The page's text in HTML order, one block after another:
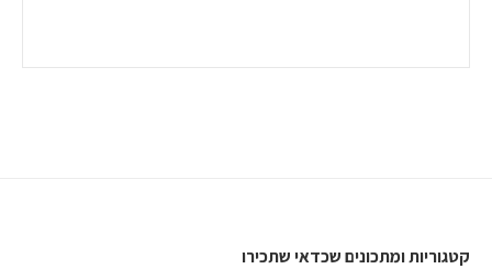
קטגוריות ומתכונים שכדאי שתכירו